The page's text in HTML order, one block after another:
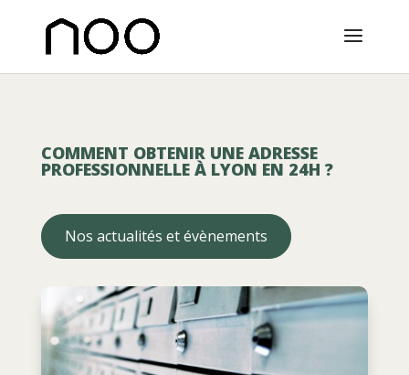
COMMENT OBTENIR UNE ADRESSE
PROFESSIONNELLE À LYON EN 24H ?
Nos actualités et évènements